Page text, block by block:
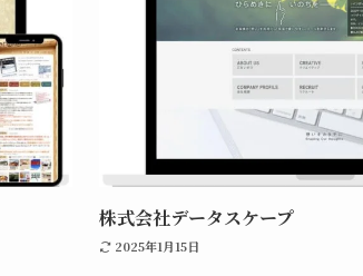
株式会社データスケープ
2025年1月15日